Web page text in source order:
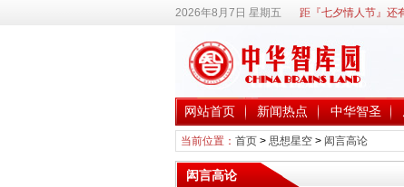
2026年8月7日 星期五 距『七夕情人节』还
网站首页 新闻热点 中华智圣
当前位置： 首页> 思想星空> 闳言高论
闳言高论